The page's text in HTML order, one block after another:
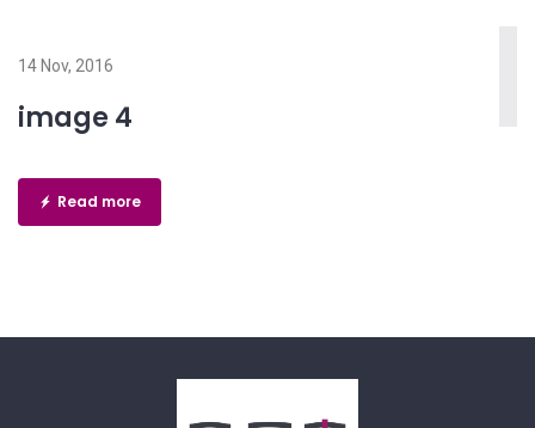
14 Nov, 2016
image 4
Read more